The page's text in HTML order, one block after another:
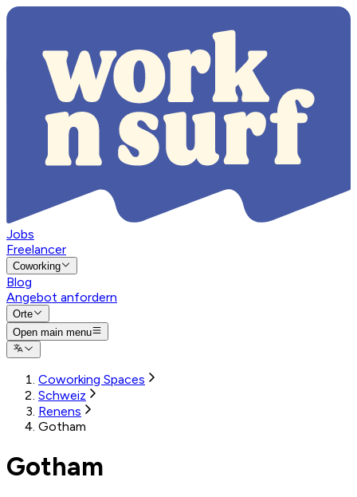
Jobs
Freelancer
Coworking
Blog
Angebot anfordern
Orte
Open main menu
Coworking Spaces
Schweiz
Renens
Gotham
Gotham